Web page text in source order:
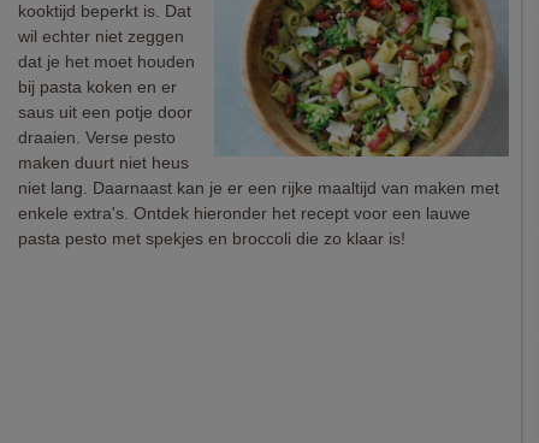
kooktijd beperkt is. Dat
wil echter niet zeggen
dat je het moet houden
bij pasta koken en er
saus uit een potje door
draaien. Verse pesto
maken duurt niet heus
niet lang. Daarnaast kan je er een rijke maaltijd van maken met
enkele extra's. Ontdek hieronder het recept voor een lauwe
pasta pesto met spekjes en broccoli die zo klaar is!